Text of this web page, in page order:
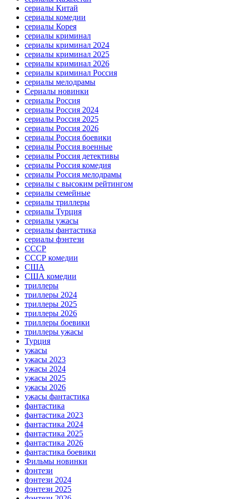
сериалы Китай
сериалы комедии
сериалы Корея
сериалы криминал
сериалы криминал 2024
сериалы криминал 2025
сериалы криминал 2026
сериалы криминал Россия
сериалы мелодрамы
Сериалы новинки
сериалы Россия
сериалы Россия 2024
сериалы Россия 2025
сериалы Россия 2026
сериалы Россия боевики
сериалы Россия военные
сериалы Россия детективы
сериалы Россия комедия
сериалы Россия мелодрамы
сериалы с высоким рейтингом
сериалы семейные
сериалы триллеры
сериалы Турция
сериалы ужасы
сериалы фантастика
сериалы фэнтези
СССР
СССР комедии
США
США комедии
триллеры
триллеры 2024
триллеры 2025
триллеры 2026
триллеры боевики
триллеры ужасы
Турция
ужасы
ужасы 2023
ужасы 2024
ужасы 2025
ужасы 2026
ужасы фантастика
фантастика
фантастика 2023
фантастика 2024
фантастика 2025
фантастика 2026
фантастика боевики
Фильмы новинки
фэнтези
фэнтези 2024
фэнтези 2025